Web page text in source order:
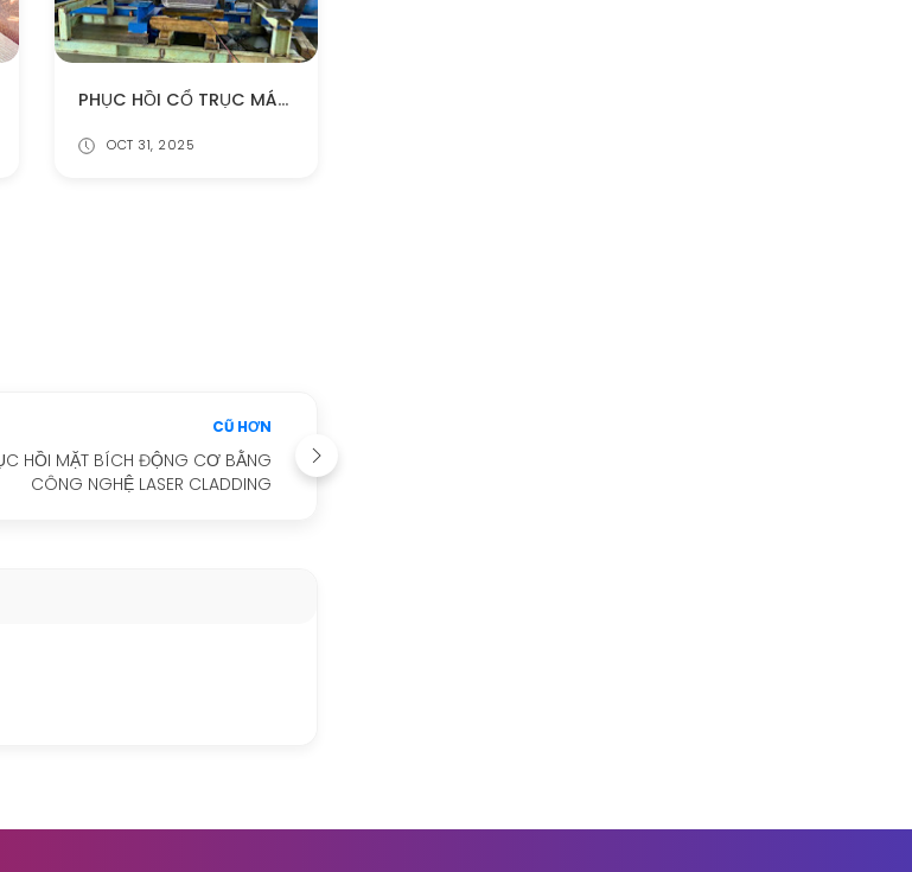
PHỤC HỒI CỔ TRỤC MÁY PHÁT ĐIỆN BỊ MÒN SÂU BẰNG CÔNG NGHỆ LASER CLADDING – GIẢI PHÁP TỐI ƯU NHẤT HIỆN NAY
OCT 31, 2025
CŨ HƠN
HỒI MẶT BÍCH ĐỘNG CƠ BẰNG
CÔNG NGHỆ LASER CLADDING